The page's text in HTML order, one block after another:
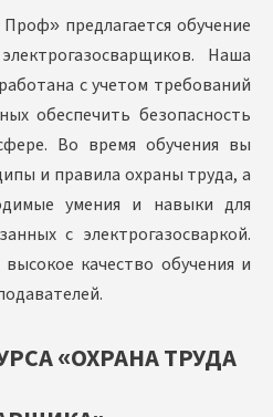
предлагается обучение
Наша
с учетом требований
обеспечить безопасность
Во время обучения вы
и правила охраны труда, а
умения и навыки для
с электрогазосваркой.
качество обучения и
«ОХРАНА ТРУДА